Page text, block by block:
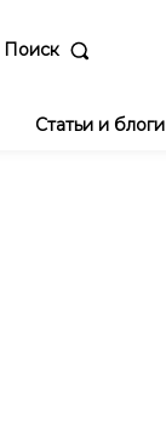
Поиск
Статьи и блоги